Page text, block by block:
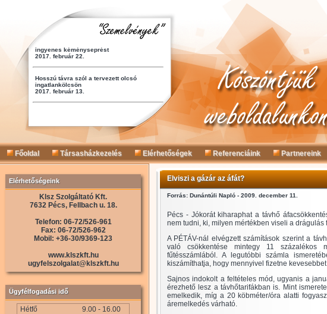
Főoldal Társasházkezelés Elérhetőségek Referenciáink Partnereink
Elérhetőségeink
Klsz Szolgáltató Kft.
7632 Pécs, Fellbach u. 18.
Telefon: 06-72/526-961
Fax: 06-72/526-962
Mobil: +36-30/9369-123
www.klszkft.hu
ugyfelszolgalat@klszkft.hu
Ügyfélfogadási idő
Hétfő
9.00 - 16.00
Elviszi a gázár az áfát?
Forrás: Dunántúli Napló - 2009. december 11.
Pécs - Jókorát kiharaphat a távhő
nem tudni, ki, milyen mértékben viseli a drágulás
A PÉTÁV-nál elvégzett számítások szerint a
való csökkentése mintegy 11 százalékos
fűtésszámlából. A legutóbbi számla
kiszámíthatja, hogy mennyivel fizetne
Sajnos indokolt a feltételes mód, ugyanis a
érezhető lesz a távhőtarifákban is. Mint
emelkedik, míg a 20 köbméter/óra alatti
áremelkedés várható.